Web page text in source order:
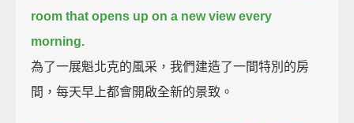
room that opens up on a new view every
morning.
為了一展魁北克的風采，我們建造了一間特別的房
間，每天早上都會開啟全新的景致。